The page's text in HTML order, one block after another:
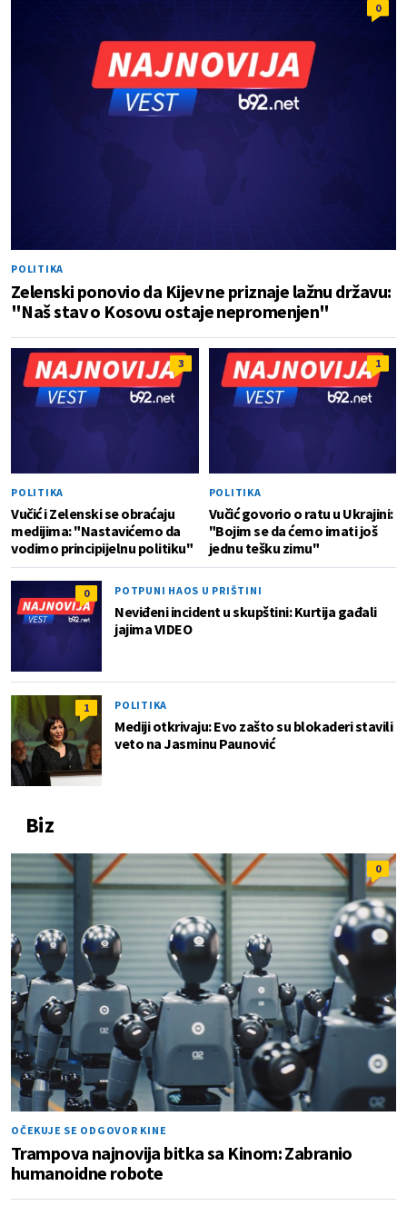
0
POLITIKA
Zelenski ponovio da Kijev ne priznaje lažnu državu:
"Naš stav o Kosovu ostaje nepromenjen"
3
POLITIKA
Vučić i Zelenski se obraćaju
medijima: "Nastavićemo da
vodimo principijelnu politiku"
1
POLITIKA
Vučić govorio o ratu u Ukrajini:
"Bojim se da ćemo imati još
jednu tešku zimu"
0 POTPUNI HAOS U PRIŠTINI
Neviđeni incident u skupštini: Kurtija gađali
jajima VIDEO
1 POLITIKA
Mediji otkrivaju: Evo zašto su blokaderi stavili
veto na Jasminu Paunović
Biz
0
OČEKUJE SE ODGOVOR KINE
Trampova najnovija bitka sa Kinom: Zabranio
humanoidne robote